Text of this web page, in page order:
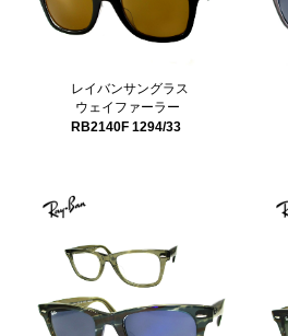
レイバンサングラス
ウェイファーラー
RB2140F 1294/33